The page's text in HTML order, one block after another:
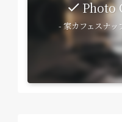
Photo
- 家カフェスナッ